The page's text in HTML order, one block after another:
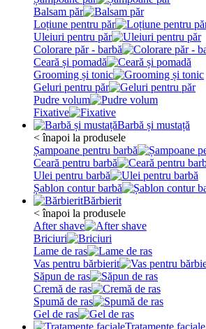
Balsam păr
Loțiune pentru păr
Uleiuri pentru păr
Colorare păr - barbă
Ceară și pomadă
Grooming și tonic
Geluri pentru păr
Pudre volum
Fixative
Barbă și mustață
< înapoi la produsele
Șampoane pentru barbă
Ceară pentru barbă
Ulei pentru barbă
Șablon contur barbă
Bărbierit
< înapoi la produsele
After shave
Briciuri
Lame de ras
Vas pentru bărbierit
Săpun de ras
Cremă de ras
Spumă de ras
Gel de ras
Tratamente faciale